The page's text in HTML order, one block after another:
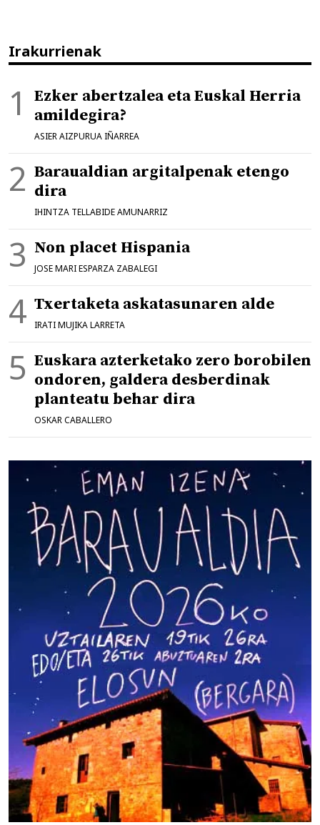
Irakurrienak
Ezker abertzalea eta Euskal Herria
amildegira?
ASIER AIZPURUA IÑARREA
Baraualdian argitalpenak etengo
dira
IHINTZA TELLABIDE AMUNARRIZ
Non placet Hispania
JOSE MARI ESPARZA ZABALEGI
Txertaketa askatasunaren alde
IRATI MUJIKA LARRETA
Euskara azterketako zero borobilen
ondoren, galdera desberdinak
planteatu behar dira
OSKAR CABALLERO